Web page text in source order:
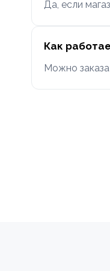
Да, если
Как
Можно